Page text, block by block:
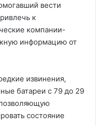
вести
к
компании-
информацию от
извинения,
батареи с 79 до 29
состояние